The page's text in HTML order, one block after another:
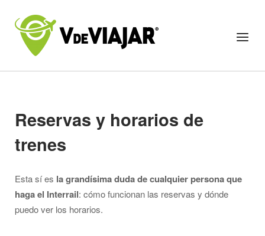
content
Home
Menu
Reservas y horarios de
trenes
Esta sí es la grandísima duda de cualquier persona que
haga el Interrail: cómo funcionan las reservas y dónde
puedo ver los horarios.